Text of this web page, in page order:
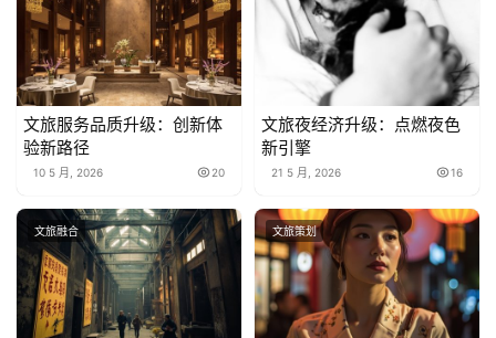
文旅服务品质升级：创新体
验新路径
10 5 月, 2026 20
文旅夜经济升级：点燃夜色
新引擎
21 5 月, 2026 16
文旅融合 文旅策划